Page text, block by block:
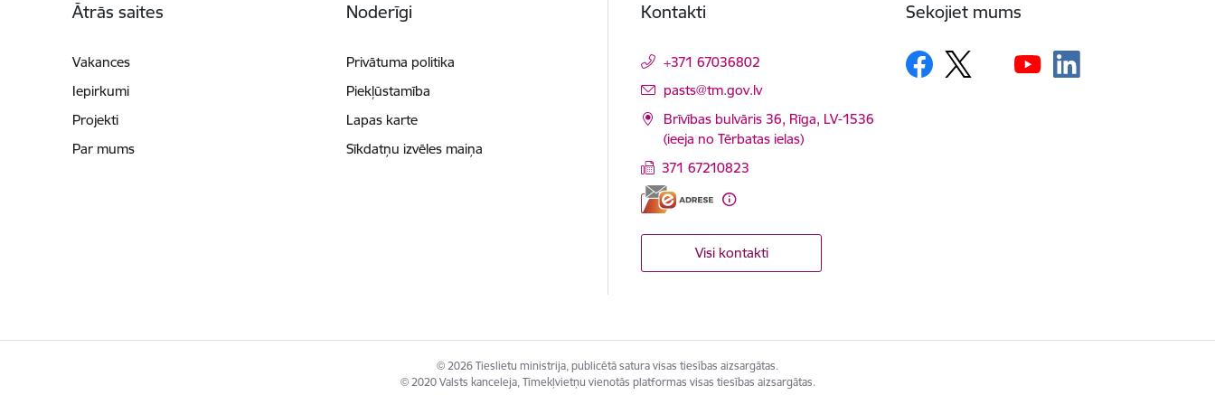
Ātrās saites
Vakances
Iepirkumi
Projekti
Par mums
Noderīgi
Privātuma politika
Piekļūstamība
Lapas karte
Sīkdatņu izvēles maiņa
Kontakti
+371 67036802
E-pasts:
pasts@tm.gov.lv
Brīvības bulvāris 36, Rīga, LV-1536
(ieeja no Tērbatas ielas)
371 67210823
Visi kontakti
Sekojiet mums
© 2026 Tieslietu ministrija, publicētā satura visas tiesības aizsargātas.
© 2020 Valsts kanceleja, Tīmekļvietņu vienotās platformas visas tiesības aizsargātas.